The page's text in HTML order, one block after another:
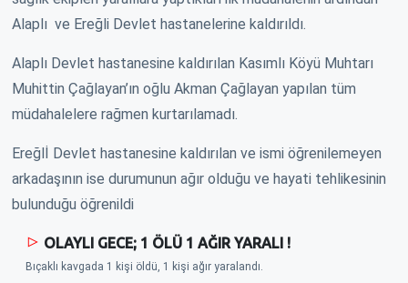
Alaplı ve Ereğli Devlet hastanelerine kaldırıldı.
Alaplı Devlet hastanesine kaldırılan Kasımlı Köyü Muhtarı
Muhittin Çağlayan’ın oğlu Akman Çağlayan yapılan tüm
müdahalelere rağmen kurtarılamadı.
Ereğlİ Devlet hastanesine kaldırılan ve ismi öğrenilemeyen
arkadaşının ise durumunun ağır olduğu ve hayati tehlikesinin
bulunduğu öğrenildi
OLAYLI GECE; 1 ÖLÜ 1 AĞIR YARALI !
Bıçaklı kavgada 1 kişi öldü, 1 kişi ağır yaralandı.